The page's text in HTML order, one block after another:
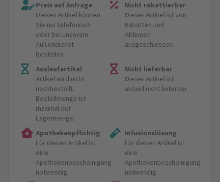
Preis auf Anfrage
Diesen Artikel können
Sie nur telefonisch
oder bei unserem
Außendienst
bestellen.
Nicht rabattierbar
Dieser Artikel ist von
Rabatten und
Aktionen
ausgeschlossen.
Auslaufartikel
Artikel wird nicht
nachbestellt.
Bestellmenge ist
maximal der
Lagermenge.
Nicht lieferbar
Dieser Artikel ist
aktuell nicht lieferbar.
Apothekenpflichtig
Für diesen Artikel ist
eine
Apothekenbescheinigung
notwendig.
Infusionslösung
Für diesen Artikel ist
eine
Apothekenbescheinigung
notwendig.